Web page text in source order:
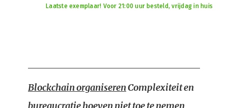
Laatste exemplaar! Voor 21:00 uur besteld, vrijdag in huis
Blockchain organiserenComplexiteit en